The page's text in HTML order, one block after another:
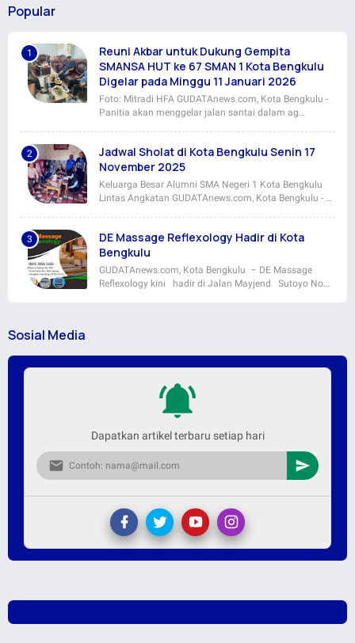
Popular
Reuni Akbar untuk Dukung Gempita
SMANSA HUT ke 67 SMAN 1 Kota Bengkulu
Digelar pada Minggu 11 Januari 2026
Foto: Mitradi HFA GUDATAnews.com, Kota Bengkulu -
Panitia akan menggelar jalan santai dalam ag…
Jadwal Sholat di Kota Bengkulu Senin 17
November 2025
Keluarga Besar Alumni SMA Negeri 1 Kota Bengkulu
Lintas Angkatan GUDATAnews.com, Kota Bengkulu - …
DE Massage Reflexology Hadir di Kota
Bengkulu
GUDATAnews.com, Kota Bengkulu – DE Massage
Reflexology kini hadir di Jalan Mayjend Sutoyo No…
Sosial Media
Dapatkan artikel terbaru setiap hari